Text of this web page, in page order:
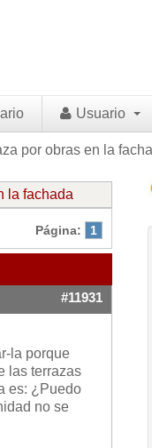
Usuario
por obras en la
la fachada
Página: 1
#11931
la porque
las terrazas
es: ¿Puedo
no se